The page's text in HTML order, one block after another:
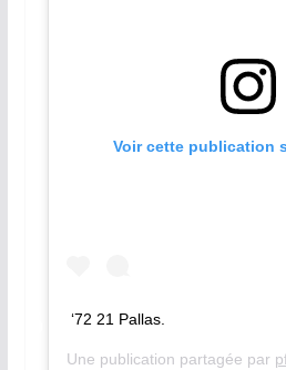
Voir cette publication
‘72 21 Pallas.
Une publication partagée par